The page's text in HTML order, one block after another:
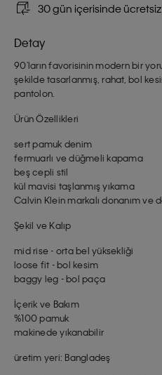
30 gün içerisinde
Detay
90'ların favorisinin modern bir
şekilde tasarlanmış, rahat, bol
pantolon.
Ürün Özellikleri
sert pamuk denim
fermuarlı ve düğmeli kapama
beş cepli stil
kül mavisi taşlanmış yıkama
Calvin Klein markalı donanım ve
Şekil ve Kalıp
mid rise - orta bel yüksekliği
loose fit - bol kesim
baggy leg - bol paça
İçerik ve Bakım
%100 pamuk
makinede yıkanabilir
üretim yeri: Bangladeş